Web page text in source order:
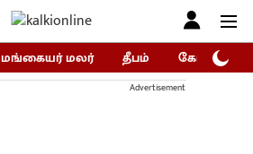
மங்கையர் மலர் தீபம் கோகுலம்/
Advertisement